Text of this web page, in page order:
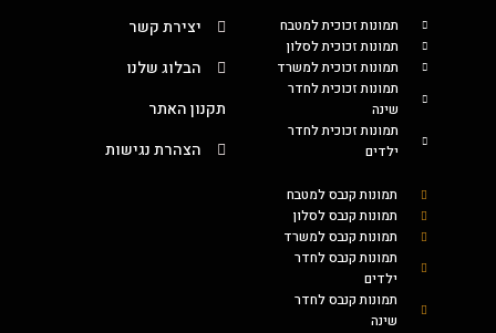
תמונות זכוכית למטבח
תמונות זכוכית לסלון
תמונות זכוכית למשרד
תמונות זכוכית לחדר
שינה
תמונות זכוכית לחדר
ילדים
תמונות קנבס למטבח
תמונות קנבס לסלון
תמונות קנבס למשרד
תמונות קנבס לחדר
ילדים
תמונות קנבס לחדר
שינה
יצירת קשר
הבלוג שלנו
תקנון האתר
הצהרת נגישות